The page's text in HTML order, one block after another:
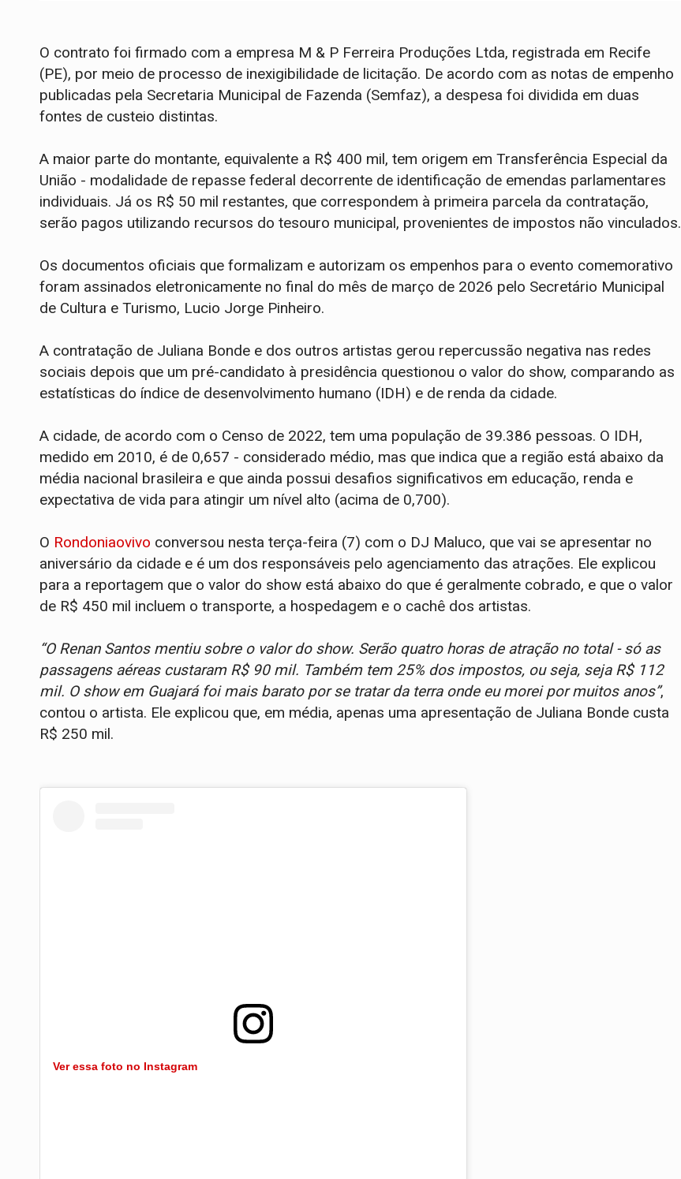
O contrato foi firmado com a empresa M & P Ferreira Produções Ltda, registrada em Recife
(PE), por meio de processo de inexigibilidade de licitação. De acordo com as notas de empenho
publicadas pela Secretaria Municipal de Fazenda (Semfaz), a despesa foi dividida em duas
fontes de custeio distintas.
A maior parte do montante, equivalente a R$ 400 mil, tem origem em Transferência Especial da
União - modalidade de repasse federal decorrente de identificação de emendas parlamentares
individuais. Já os R$ 50 mil restantes, que correspondem à primeira parcela da contratação,
serão pagos utilizando recursos do tesouro municipal, provenientes de impostos não vinculados.
Os documentos oficiais que formalizam e autorizam os empenhos para o evento comemorativo
foram assinados eletronicamente no final do mês de março de 2026 pelo Secretário Municipal
de Cultura e Turismo, Lucio Jorge Pinheiro.
A contratação de Juliana Bonde e dos outros artistas gerou repercussão negativa nas redes
sociais depois que um pré-candidato à presidência questionou o valor do show, comparando as
estatísticas do índice de desenvolvimento humano (IDH) e de renda da cidade.
A cidade, de acordo com o Censo de 2022, tem uma população de 39.386 pessoas. O IDH,
medido em 2010, é de 0,657 - considerado médio, mas que indica que a região está abaixo da
média nacional brasileira e que ainda possui desafios significativos em educação, renda e
expectativa de vida para atingir um nível alto (acima de 0,700).
O Rondoniaovivo conversou nesta terça-feira (7) com o DJ Maluco, que vai se apresentar no
aniversário da cidade e é um dos responsáveis pelo agenciamento das atrações. Ele explicou
para a reportagem que o valor do show está abaixo do que é geralmente cobrado, e que o valor
de R$ 450 mil incluem o transporte, a hospedagem e o cachê dos artistas.
“O Renan Santos mentiu sobre o valor do show. Serão quatro horas de atração no total - só as
passagens aéreas custaram R$ 90 mil. Também tem 25% dos impostos, ou seja, seja R$ 112
mil. O show em Guajará foi mais barato por se tratar da terra onde eu morei por muitos anos”,
contou o artista. Ele explicou que, em média, apenas uma apresentação de Juliana Bonde custa
R$ 250 mil.
Ver essa foto no Instagram